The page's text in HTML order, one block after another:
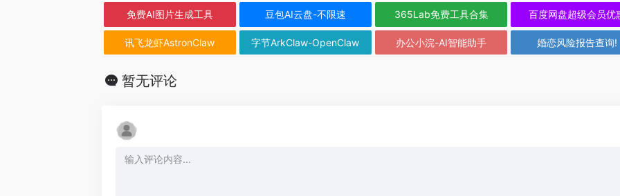
免费AI图片生成工具 豆包AI云盘-不限速 365Lab免费工具合集 百度网盘超级会员优
讯飞龙虾AstronClaw 字节ArkClaw-OpenClaw 办公小浣-AI智能助手 婚恋风险报告查询!
暂无评论